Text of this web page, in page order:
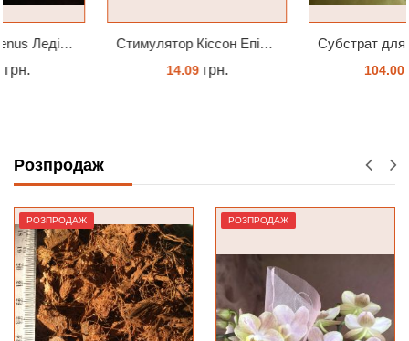
Cтимулятор Кіссон Епін + Субстрат для підлітків орхідей 4 л
Розпродаж
РОЗПРОДАЖ РОЗПРОДАЖ